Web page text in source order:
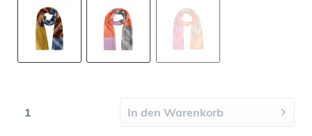
In den Warenkorb